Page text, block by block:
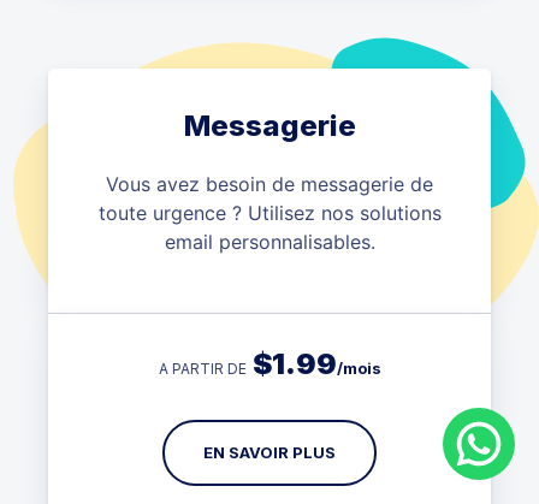
Messagerie
Vous avez besoin de messagerie de
toute urgence ? Utilisez nos solutions
email personnalisables.
A PARTIR DE $1.99/mois
EN SAVOIR PLUS